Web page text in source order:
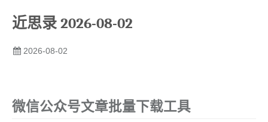
近思录 2026-08-02
2026-08-02
微信公众号文章批量下载工具